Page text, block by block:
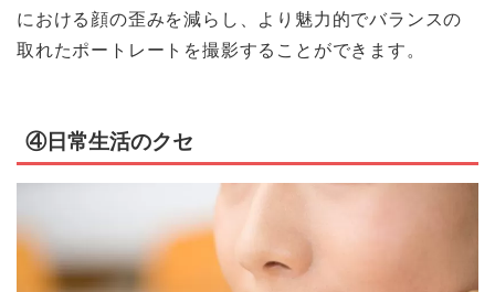
における顔の歪みを減らし、より魅力的でバランスの
取れたポートレートを撮影することができます。
④日常生活のクセ